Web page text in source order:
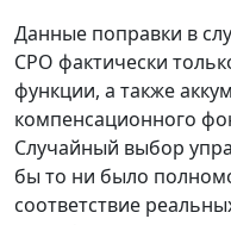
Данные поправки в
СРО фактически
функции, а также
компенсационного
Случайный выбор
бы то ни было
соответствие